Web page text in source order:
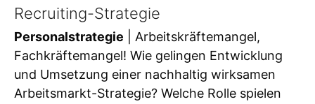
Recruiting-Strategie
Personalstrategie | Arbeitskräftemangel,
Fachkräftemangel! Wie gelingen Entwicklung
und Umsetzung einer nachhaltig wirksamen
Arbeitsmarkt-Strategie? Welche Rolle spielen